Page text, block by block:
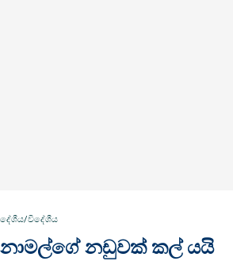
දේශීය/විදේශීය
නාමල්ගේ නඩුවක් කල් යයි